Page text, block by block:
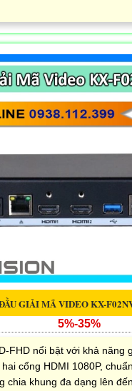
GIẢI MÃ VIDEO KX-
5%-35%
FHD nổi bật với khả năng
cổng HDMI 1080P,
chia khung đa dạng lên